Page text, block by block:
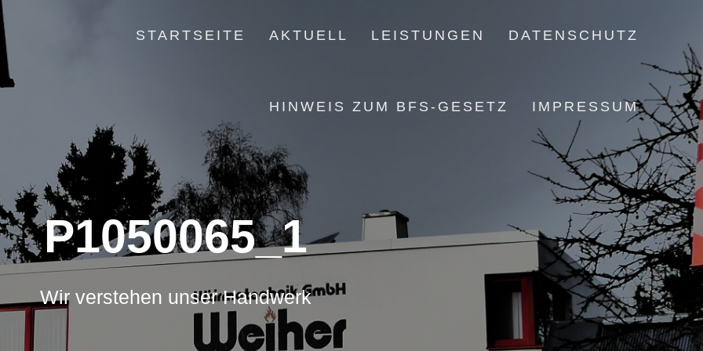
STARTSEITE AKTUELL LEISTUNGEN DATENSCHUTZ
HINWEIS ZUM BFS-GESETZ IMPRESSUM
P1050065_1
Wir verstehen unser Handwerk